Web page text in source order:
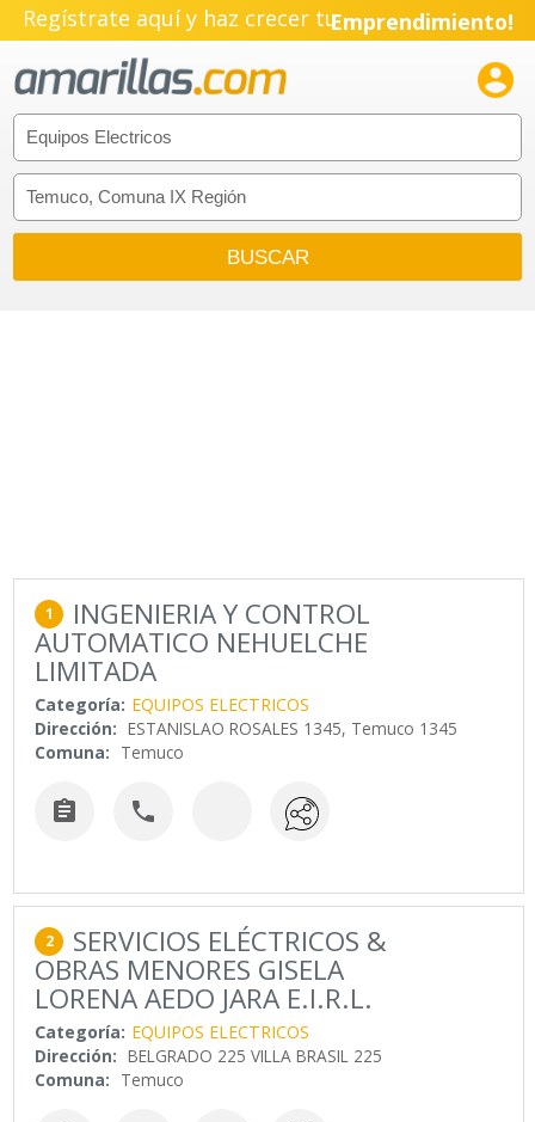
Regístrate aquí y haz crecer tuEmprendimiento!

1 INGENIERIA Y CONTROL
AUTOMATICO NEHUELCHE
LIMITADA
Categoría: EQUIPOS ELECTRICOS
Dirección: ESTANISLAO ROSALES 1345, Temuco 1345
Comuna: Temuco
 
2 SERVICIOS ELÉCTRICOS &
OBRAS MENORES GISELA
LORENA AEDO JARA E.I.R.L.
Categoría: EQUIPOS ELECTRICOS
Dirección: BELGRADO 225 VILLA BRASIL 225
Comuna: Temuco